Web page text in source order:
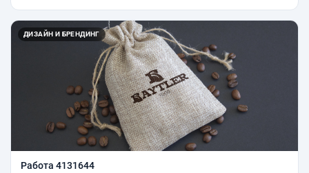
ДИЗАЙН И БРЕНДИНГ
Работа 4131644